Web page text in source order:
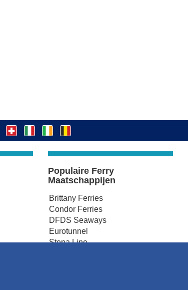
Populaire Ferry
Maatschappijen
Brittany Ferries
Condor Ferries
DFDS Seaways
Eurotunnel
Stena Line